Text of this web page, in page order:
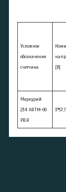
Условное
обозначение
счетчика
[В]
Mеркурий
234 ARTM-00
PB.R